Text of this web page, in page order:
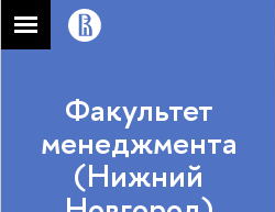
Факультет
менеджмента
(Нижний